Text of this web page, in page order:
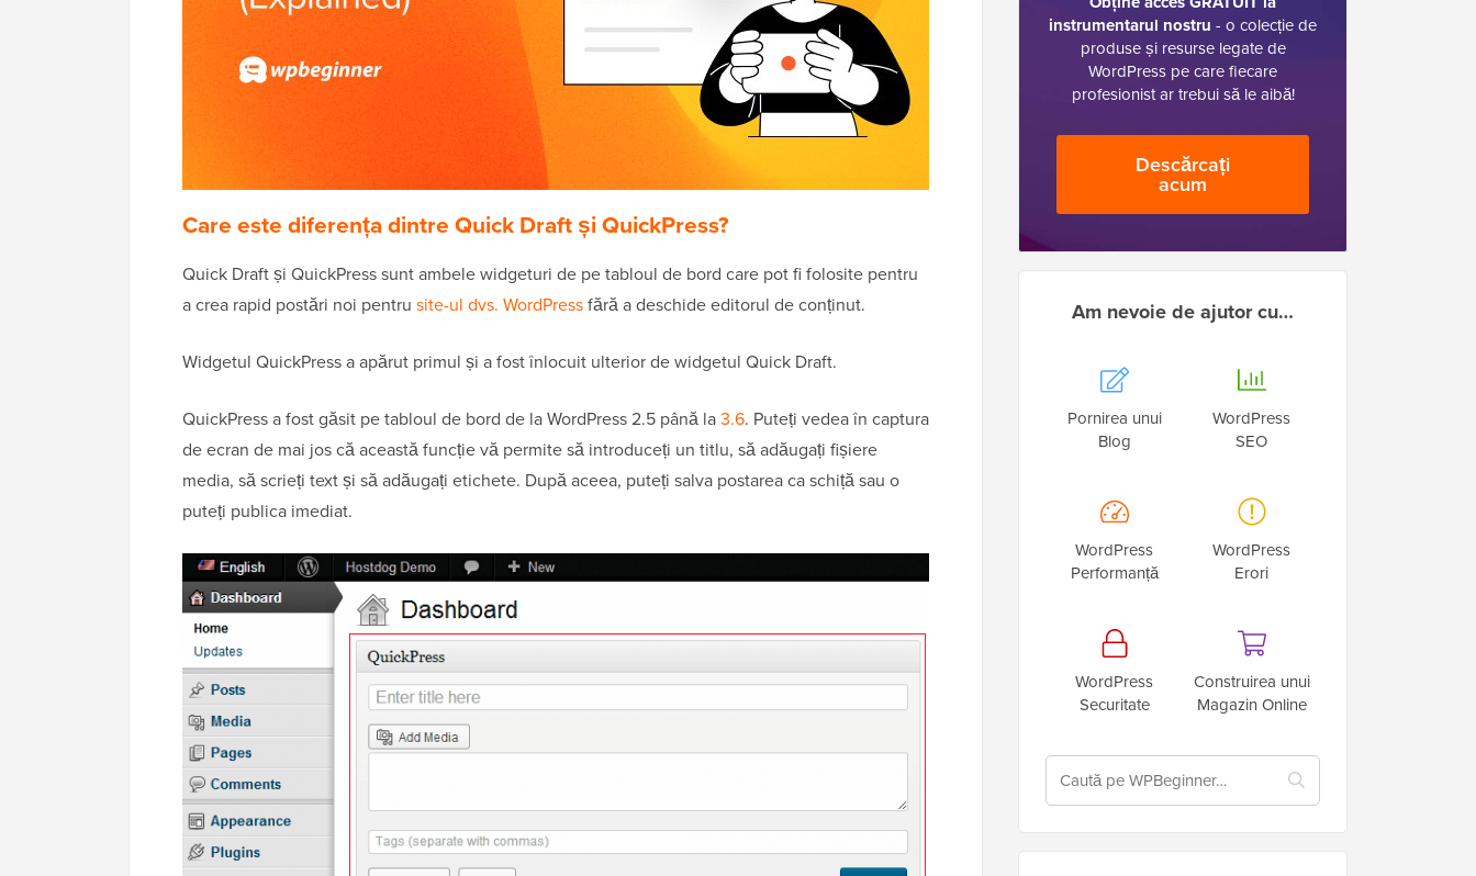
Care este diferența dintre Quick Draft și QuickPress?
Quick Draft și QuickPress sunt ambele widgeturi de pe tabloul de bord care pot fi folosite pentru
a crea rapid postări noi pentru site-ul dvs. WordPressfără a deschide editorul de conținut.
Widgetul QuickPress a apărut primul și a fost înlocuit ulterior de widgetul Quick Draft.
QuickPress a fost găsit pe tabloul de bord de la WordPress 2.5 până la3.6. Puteți vedea în captura
de ecran de mai jos că această funcție vă permite să introduceți un titlu, să adăugați fișiere
media, să scrieți text și să adăugați etichete. După aceea, puteți salva postarea ca schiță sau o
puteți publica imediat.
instrumentarul nostru - o colecție de
produse și resurse legate de
WordPress pe care fiecare
profesionist ar trebui să le aibă!
Descărcați
acum
Am nevoie de ajutor cu…
Pornirea unui
Blog
WordPress
SEO
WordPress
Performanță
WordPress
Erori
WordPress
Securitate
Construirea unui
Magazin Online